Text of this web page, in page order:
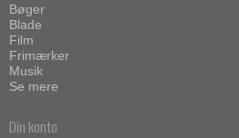
Bøger
Blade
Film
Frimærker
Musik
Se mere
Din konto